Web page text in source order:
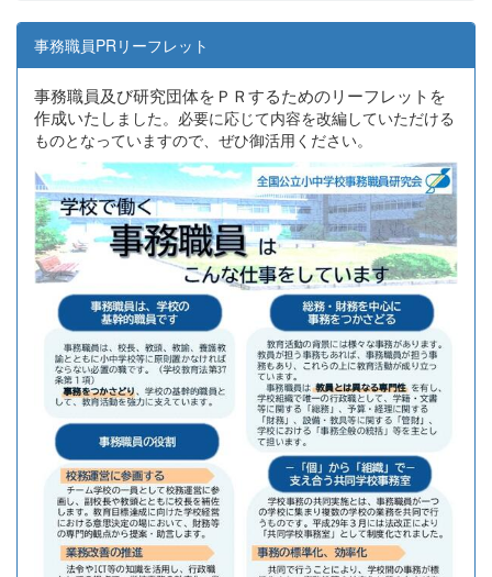
事務職員PRリーフレット
事務職員及び研究団体をＰＲするためのリーフレットを
作成いたし ました。必要に応じて内容を改編していただける
ものとなっていますので、ぜひ御活用ください。